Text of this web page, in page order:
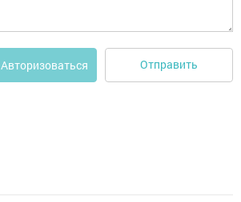
Авторизоваться Отправить